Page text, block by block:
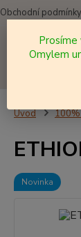
Obchodní podmínky
Úvod 100%
Novinka
Omylem